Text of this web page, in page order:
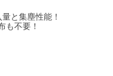
と集塵性能！
も不要！